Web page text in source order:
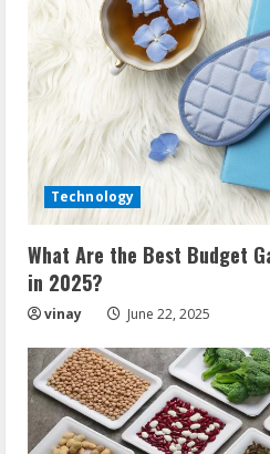
Technology
What Are the Best Budget
in 2025?
vinay June 22, 2025